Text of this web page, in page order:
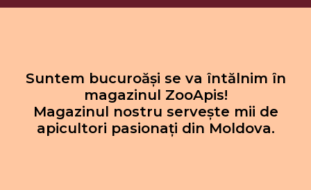
Suntem bucuroăși se va întălnim în
magazinul ZooApis!
Magazinul nostru servește mii de
apicultori pasionați din Moldova.